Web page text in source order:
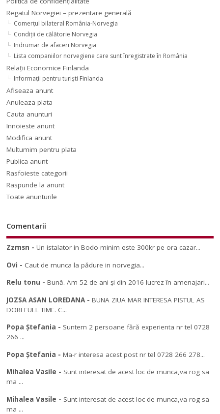
Regatul Norvegiei – prezentare generală
Comerţul bilateral România-Norvegia
Condiții de călătorie Norvegia
Indrumar de afaceri Norvegia
Lista companiilor norvegiene care sunt înregistrate în România
Relaţii Economice Finlanda
Informaţii pentru turişti Finlanda
Afiseaza anunt
Anuleaza plata
Cauta anunturi
Innoieste anunt
Modifica anunt
Multumim pentru plata
Publica anunt
Rasfoieste categorii
Raspunde la anunt
Toate anunturile
Comentarii
Zzmsn -Un istalator in Bodo minim este 300kr pe ora cazar...
Ovi - Caut de munca la pădure in norvegia...
Relu tonu -Bună. Am 52 de ani și din 2016 lucrez în amenajari...
JOZSA ASAN LOREDANA-BUNA ZIUA MAR INTERESA PISTUL AS
DORI FULL TIME. C...
Popa Ștefania - Suntem 2 persoane fără experienta nr tel 0728
266 ...
Popa Ștefania -Ma-r interesa acest post nr tel 0728 266 278...
Mihalea Vasile - Sunt interesat de acest loc de munca,va rog sa
ma ...
Mihalea Vasile - Sunt interesat de acest loc de munca,va rog sa
ma ...